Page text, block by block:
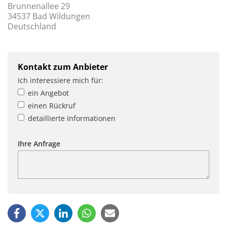
Brunnenallee 29
34537 Bad Wildungen
Deutschland
Kontakt zum Anbieter
Ich interessiere mich für:
ein Angebot
einen Rückruf
detaillierte Informationen
Ihre Anfrage